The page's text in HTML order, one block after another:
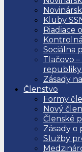
Kluby
Riadiace
Sociálna
Tlačovo
republiky
Zásady
Členstvo
Formy
Nový
Členské
Zásady
Služby